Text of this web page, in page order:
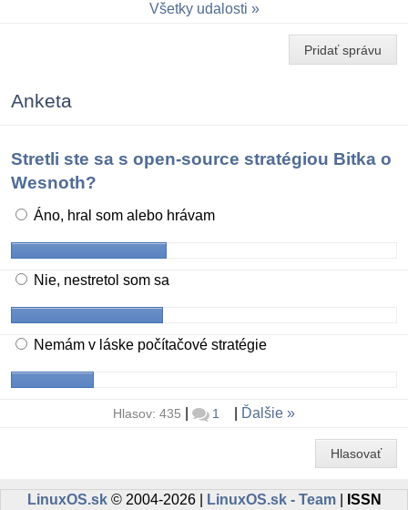
Všetky udalosti
Pridať správu
Anketa
Stretli ste sa s open-source stratégiou Bitka o
Wesnoth?
Áno, hral som alebo hrávam
Nie, nestretol som sa
Nemám v láske počítačové stratégie
Hlasov: 435 1 Ďalšie
Hlasovať
LinuxOS.sk© 2004-2026 | LinuxOS.sk - Team| ISSN